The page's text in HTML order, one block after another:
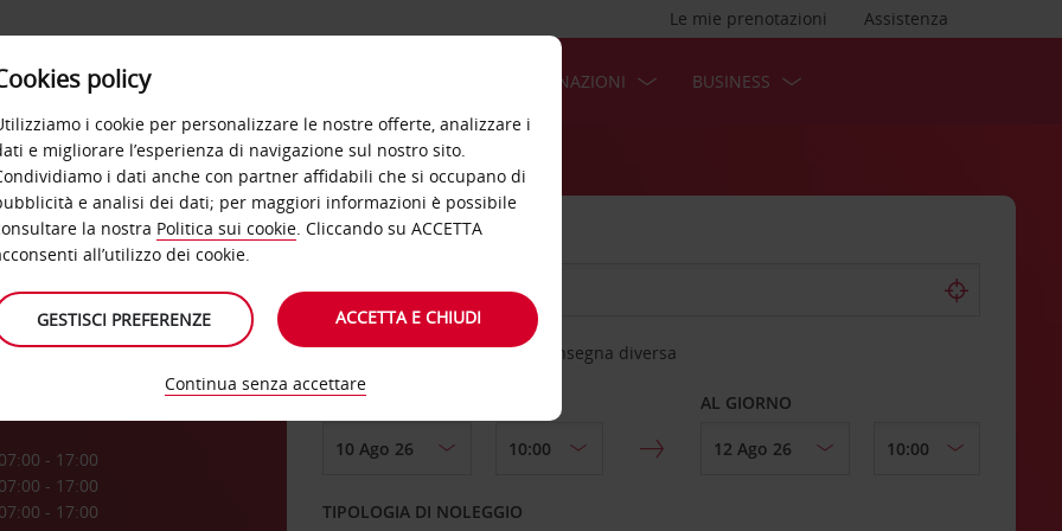
Assistenza
Le mie prenotazioni
OFFERTE DESTINAZIONI BUSINESS
07:00 - 17:00
07:00 - 17:00
07:00 - 17:00
Scegli una località di riconsegna diversa
DAL GIORNO AL GIORNO
TIPOLOGIA DI NOLEGGIO
policy
i cookie per personalizzare le nostre offerte, analizzare i
e migliorare l’esperienza di navigazione sul nostro sito.
i dati anche con partner affidabili che si occupano di
e analisi dei dati; per maggiori informazioni è possibile
la nostra Politica sui cookie. Cliccando su ACCETTA
all’utilizzo dei cookie.
GESTISCI PREFERENZE ACCETTA E CHIUDI
Continua senza accettare